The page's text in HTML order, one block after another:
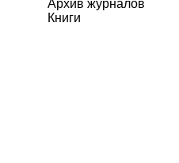
Архив журналов
Книги